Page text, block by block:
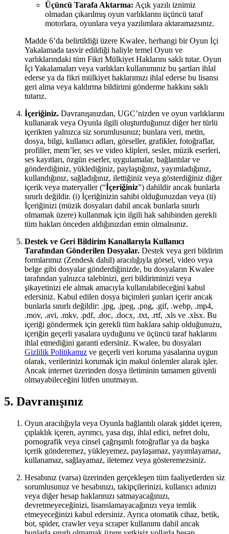
Üçüncü Tarafa Aktarma: Açık yazılı iznimiz
olmadan çıkarılmış oyun varlıklarını üçüncü taraf
motorlara, oyunlara veya yazılımlara aktaramazsınız.
Madde 6’da belirtildiği üzere Kwalee, herhangi bir Oyun İçi
Yakalamada tasvir edildiği haliyle temel Oyun ve
varlıklarındaki tüm Fikri Mülkiyet Haklarını saklı tutar. Oyun
İçi Yakalamaları veya varlıkları kullanımınız bu şartları ihlal
ederse ya da fikri mülkiyet haklarımızı ihlal ederse bu lisansı
geri alma veya kaldırma bildirimi gönderme hakkını saklı
tutarız.
İçeriğiniz. Davranışınızdan, UGC’nizden ve oyun varlıklarını
kullanarak veya Oyunla ilgili oluşturduğunuz diğer her türlü
içerikten yalnızca siz sorumlusunuz; bunlara veri, metin,
dosya, bilgi, kullanıcı adları, görseller, grafikler, fotoğraflar,
profiller, mem’ler, ses ve video klipleri, sesler, müzik eserleri,
ses kayıtları, özgün eserler, uygulamalar, bağlantılar ve
gönderdiğiniz, yüklediğiniz, paylaştığınız, yayımladığınız,
kullandığınız, sağladığınız, ilettiğiniz veya gösterdiğiniz diğer
içerik veya materyaller (“İçeriğiniz”) dahildir ancak bunlarla
sınırlı değildir. (i) İçeriğinizin sahibi olduğunuzdan veya (ii)
İçeriğinizi (müzik dosyaları dahil ancak bunlarla sınırlı
olmamak üzere) kullanmak için ilgili hak sahibinden gerekli
tüm hakları önceden aldığınızdan emin olmalısınız.
Destek ve Geri Bildirim Kanallarıyla Kullanıcı
Tarafından Gönderilen Dosyalar. Destek veya geri bildirim
formlarımız (Zendesk dahil) aracılığıyla görsel, video veya
belge gibi dosyalar gönderdiğinizde, bu dosyaların Kwalee
tarafından yalnızca talebinizi, geri bildiriminizi veya
şikayetinizi ele almak amacıyla kullanılabileceğini kabul
edersiniz. Kabul edilen dosya biçimleri şunları içerir ancak
bunlarla sınırlı değildir: .jpg, .jpeg, .png, .gif, .webp, .mp4,
.mov, .avi, .mkv, .pdf, .doc, .docx, .txt, .rtf, .xls ve .xlsx. Bu
içeriği göndermek için gerekli tüm haklara sahip olduğunuzu,
içeriğin geçerli yasalara uyduğunu ve üçüncü taraf haklarını
ihlal etmediğini garanti edersiniz. Kwalee, bu dosyaları
Gizlilik Politikamız ve geçerli veri koruma yasalarına uygun
olarak, verilerinizi korumak için makul önlemler alarak işler.
Ancak internet üzerinden dosya iletiminin tamamen güvenli
olmayabileceğini lütfen unutmayın.
5. Davranışınız
Oyun aracılığıyla veya Oyunla bağlantılı olarak şiddet içeren,
çıplaklık içeren, ayrımcı, yasa dışı, ihlal edici, nefret dolu,
pornografik veya cinsel çağrışımlı fotoğraflar ya da başka
içerik gönderemez, yükleyemez, paylaşamaz, yayımlayamaz,
kullanamaz, sağlayamaz, iletemez veya gösteremezsiniz.
Hesabınız (varsa) üzerinden gerçekleşen tüm faaliyetlerden siz
sorumlusunuz ve hesabınızı, takipçilerinizi, kullanıcı adınızı
veya diğer hesap haklarınızı satmayacağınızı,
devretmeyeceğinizi, lisanslamayacağınızı veya temlik
etmeyeceğinizi kabul edersiniz. Ayrıca otomatik cihaz, betik,
bot, spider, crawler veya scraper kullanımı dahil ancak